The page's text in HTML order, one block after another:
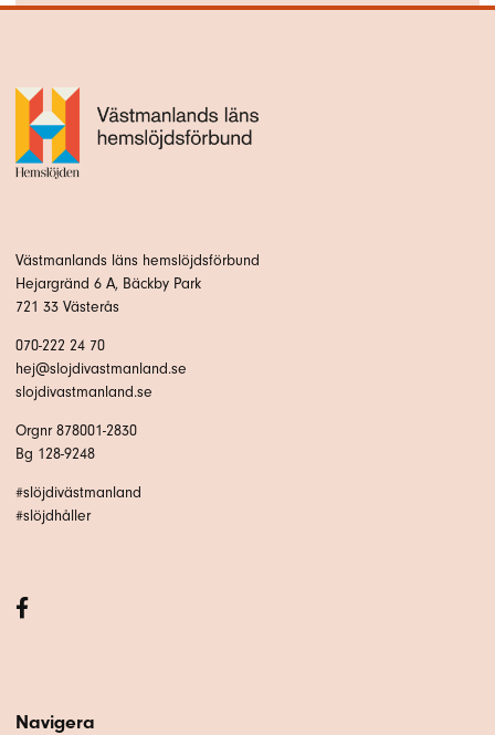
Västmanlands läns hemslöjdsförbund
Hejargränd 6 A, Bäckby Park
721 33 Västerås
070-222 24 70
hej@slojdivastmanland.se
slojdivastmanland.se
Orgnr 878001-2830
Bg 128-9248
#slöjdivästmanland
#slöjdhåller
Navigera